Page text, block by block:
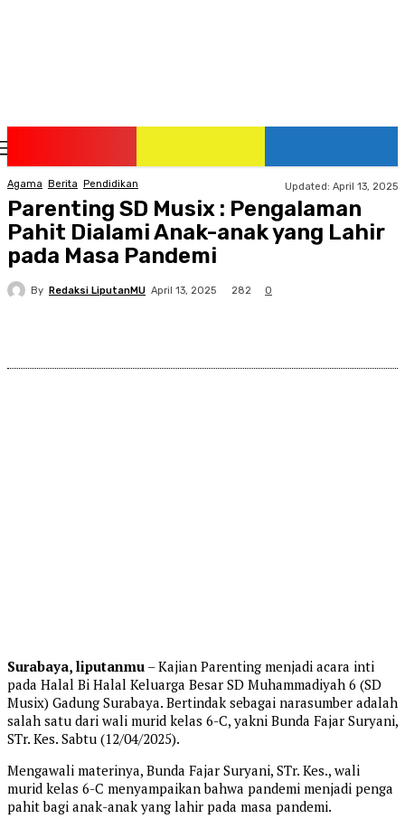
Agama Berita Pendidikan Updated: April 13, 2025
Parenting SD Musix : Pengalaman
Pahit Dialami Anak-anak yang Lahir
pada Masa Pandemi
By Redaksi LiputanMU April 13, 2025 282 0
Surabaya, liputanmu – Kajian Parenting menjadi acara inti
pada Halal Bi Halal Keluarga Besar SD Muhammadiyah 6 (SD
Musix) Gadung Surabaya. Bertindak sebagai narasumber adalah
salah satu dari wali murid kelas 6-C, yakni Bunda Fajar Suryani,
STr. Kes. Sabtu (12/04/2025).
Mengawali materinya, Bunda Fajar Suryani, STr. Kes., wali
murid kelas 6-C menyampaikan bahwa pandemi menjadi penga
pahit bagi anak-anak yang lahir pada masa pandemi.